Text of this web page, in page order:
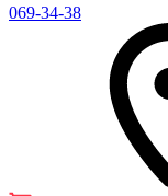
069-34-38